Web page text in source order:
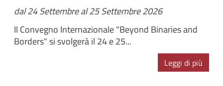
dal 24 Settembre al 25 Settembre 2026
Il Convegno Internazionale "Beyond Binaries and
Borders" si svolgerà il 24 e 25...
Leggi di più